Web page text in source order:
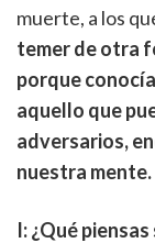
muerte, a los
temer de otra
porque
aquello que
adversarios,
nuestra mente.
I: ¿Qué